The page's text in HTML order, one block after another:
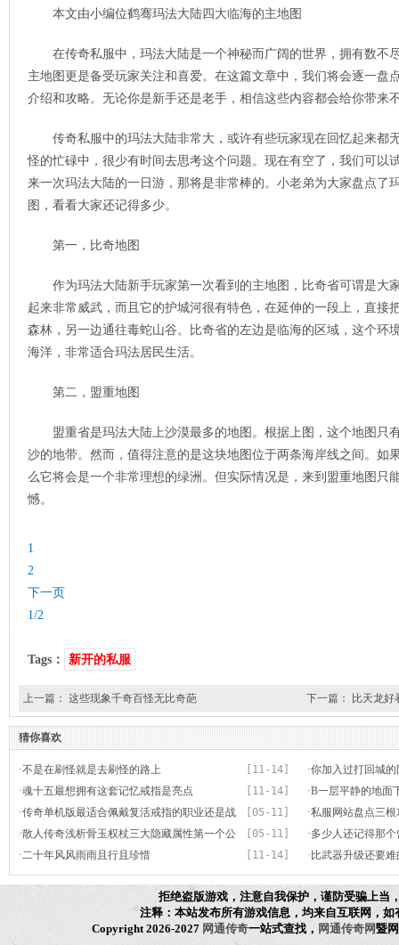
本文由小编位鹤骞玛法大陆四大临海的主地图
在传奇私服中，玛法大陆是一个神秘而广阔的世界，拥有数不
主地图更是备受玩家关注和喜爱。在这篇文章中，我们将会逐一盘
介绍和攻略。无论你是新手还是老手，相信这些内容都会给你带来
传奇私服中的玛法大陆非常大，或许有些玩家现在回忆起来都
怪的忙碌中，很少有时间去思考这个问题。现在有空了，我们可以
来一次玛法大陆的一日游，那将是非常棒的。小老弟为大家盘点了
图，看看大家还记得多少。
第一，比奇地图
作为玛法大陆新手玩家第一次看到的主地图，比奇省可谓是大
起来非常威武，而且它的护城河很有特色，在延伸的一段上，直接
森林，另一边通往毒蛇山谷。比奇省的左边是临海的区域，这个环
海洋，非常适合玛法居民生活。
第二，盟重地图
盟重省是玛法大陆上沙漠最多的地图。根据上图，这个地图只
沙的地带。然而，值得注意的是这块地图位于两条海岸线之间。如
么它将会是一个非常理想的绿洲。但实际情况是，来到盟重地图只
憾。
1
2
下一页
1/2
Tags： 新开的私服
上一篇： 这些现象千奇百怪无比奇葩 下一篇： 比天龙好
猜你喜欢
[11-14]
·不是在刷怪就是去刷怪的路上 ·你加入过打回城的
[11-14]
·魂十五最想拥有这套记忆戒指是亮点 ·B一层平静的地面
[05-11]
·传奇单机版最适合佩戴复活戒指的职业还是战
士
·私服网站盘点三
GM刷的
[05-11]
·散人传奇浅析骨玉权杖三大隐藏属性第一个公
认最后一个离谱
·多少人还记得那
[11-14]
·二十年风风雨雨且行且珍惜 · 比武器升级还要
拒绝盗版游戏，注意自我保护，谨防受骗上当
注释：本站发布所有游戏信息，均来自互联网，
Copyright 2026-2027 网通传奇一站式查找， 网通传奇网暨